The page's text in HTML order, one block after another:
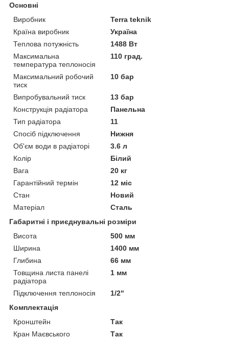
Основні
Виробник
Terra teknik
Країна виробник
Україна
Теплова потужність
1488 Вт
Максимальна
температура теплоносія
110 град.
Максимальний робочий
тиск
10 бар
Випробувальний тиск
13 бар
Конструкція радіатора
Панельна
Тип радіатора
11
Спосіб підключення
Нижня
Об'єм води в радіаторі
3.6 л
Колір
Білий
Вага
20 кг
Гарантійний термін
12 міс
Стан
Новий
Матеріал
Сталь
Габаритні і приєднувальні розміри
Висота
500 мм
Ширина
1400 мм
Глибина
66 мм
Товщина листа панелі
радіатора
1 мм
Підключення теплоносія
1/2"
Комплектація
Кронштейн
Так
Кран Маєвського
Так